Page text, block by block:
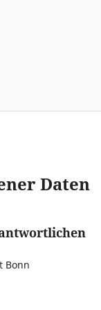
Daten
Bonn